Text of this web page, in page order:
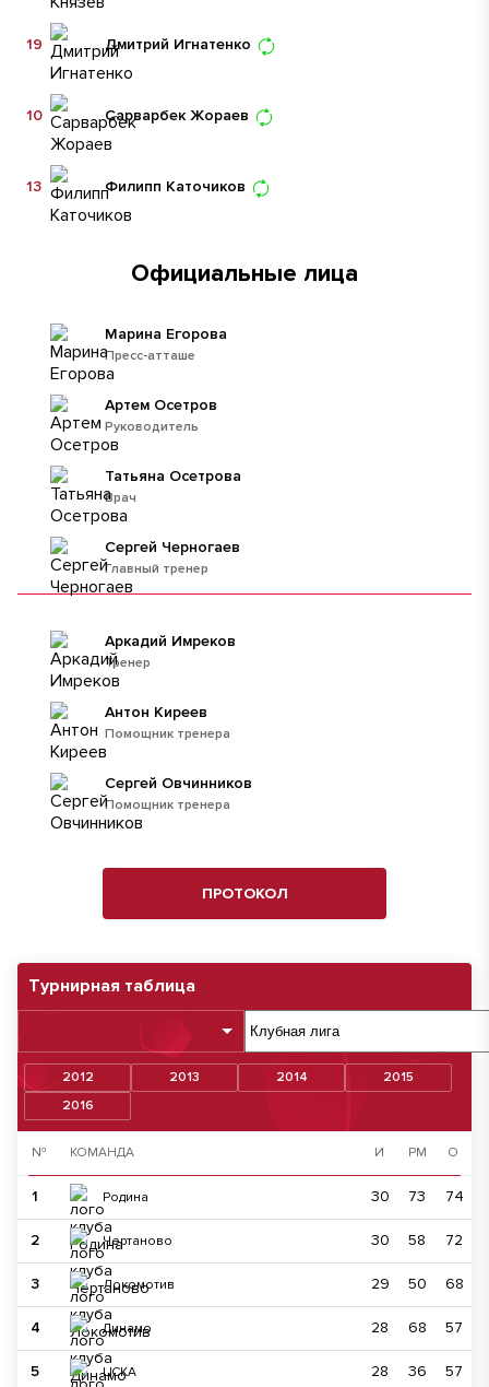
Турнирная таблица
2012 2013 2014
2015
2016
№ КОМАНДА И РМ О
1 Родина 30 73 74
2 Чертаново 30 58 72
3 Локомотив 29 50 68
4 Динамо 28 68 57
5 ЦСКА 28 36 57
Дмитрий Игнатенко
19
Сарварбек Жораев
10
Филипп Каточиков
13
Официальные лица
Пресс-атташе
Марина Егорова
Руководитель
Артем Осетров
Врач
Татьяна Осетрова
Главный тренер
Сергей Черногаев
Тренер
Аркадий Имреков
Помощник тренера
Антон Киреев
Помощник тренера
Сергей Овчинников
ПРОТОКОЛ